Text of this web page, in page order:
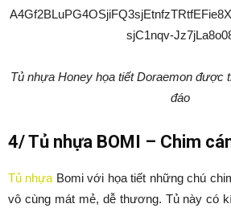
Tủ nhựa Honey họa tiết Doraemon được
đáo
4/ Tủ nhựa BOMI – Chim
Tủ nhựa Bomi với họa tiết những chú
vô cùng mát mẻ, dễ thương. Tủ này có